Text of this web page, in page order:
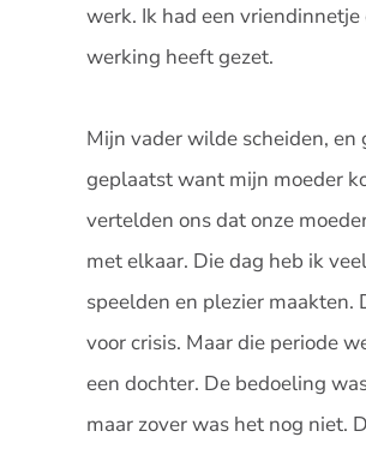
werk. Ik had een
werking heeft gezet.
Mijn vader wilde scheiden,
geplaatst want mijn moeder
vertelden ons dat onze
met elkaar. Die dag heb ik
speelden en plezier
voor crisis. Maar die periode
een dochter. De bedoeling
maar zover was het nog niet.